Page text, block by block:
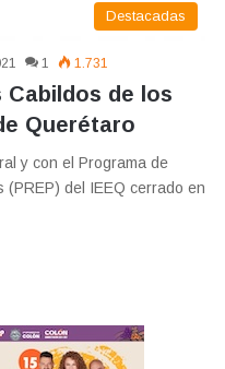
Destacadas
1 1.731
de los
Querétaro
y con el Programa de
del IEEQ cerrado en